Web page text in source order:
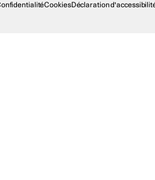
CookiesDéclaration